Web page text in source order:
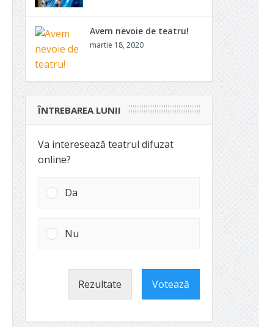
Avem nevoie de teatru!
martie 18, 2020
ÎNTREBAREA LUNII
Va interesează teatrul difuzat
online?
Da
Nu
Rezultate Votează